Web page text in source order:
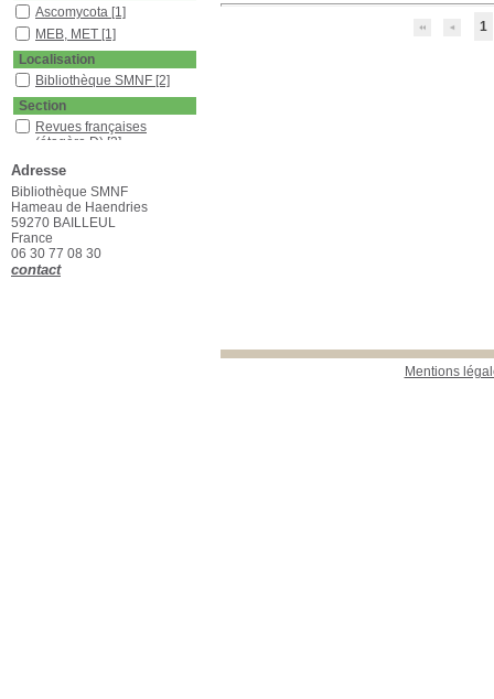
1
Mentions
Ascomycota [1]
MEB, MET [1]
Localisation
Bibliothèque SMNF [2]
Section
Revues françaises
(étagère D) [2]
Adresse
Bibliothèque SMNF
Hameau de Haendries
59270 BAILLEUL
France
06 30 77 08 30
contact